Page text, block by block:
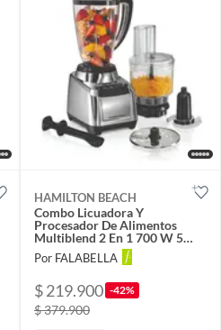
HAMILTON BEACH
Combo Licuadora Y
Procesador De Alimentos
Multiblend 2 En 1 700 W 5
Velocidades
Por FALABELLA
$ 219.900 -42%
$ 379.900